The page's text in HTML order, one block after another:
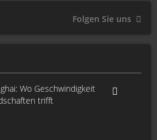
Wo Geschwindigkeit
trifft
Folgen Sie uns